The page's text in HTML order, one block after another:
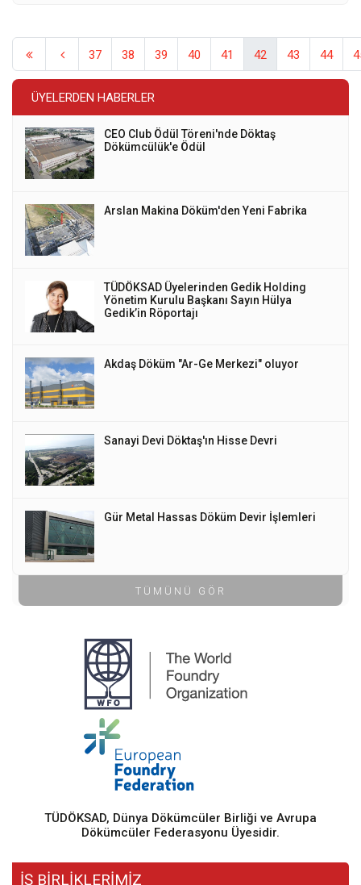
37 38 39 40 41 42 43 44
ÜYELERDEN HABERLER
CEO Club Ödül Töreni'nde Döktaş
Dökümcülük'e Ödül
Arslan Makina Döküm'den Yeni Fabrika
TÜDÖKSAD Üyelerinden Gedik Holding
Yönetim Kurulu Başkanı Sayın Hülya
Gedik’in Röportajı
Akdaş Döküm "Ar-Ge Merkezi" oluyor
Sanayi Devi Döktaş'ın Hisse Devri
Gür Metal Hassas Döküm Devir İşlemleri
TÜMÜNÜ GÖR
TÜDÖKSAD, Dünya Dökümcüler Birliği ve Avrupa
Dökümcüler Federasyonu Üyesidir.
İŞ BİRLİKLERİMİZ